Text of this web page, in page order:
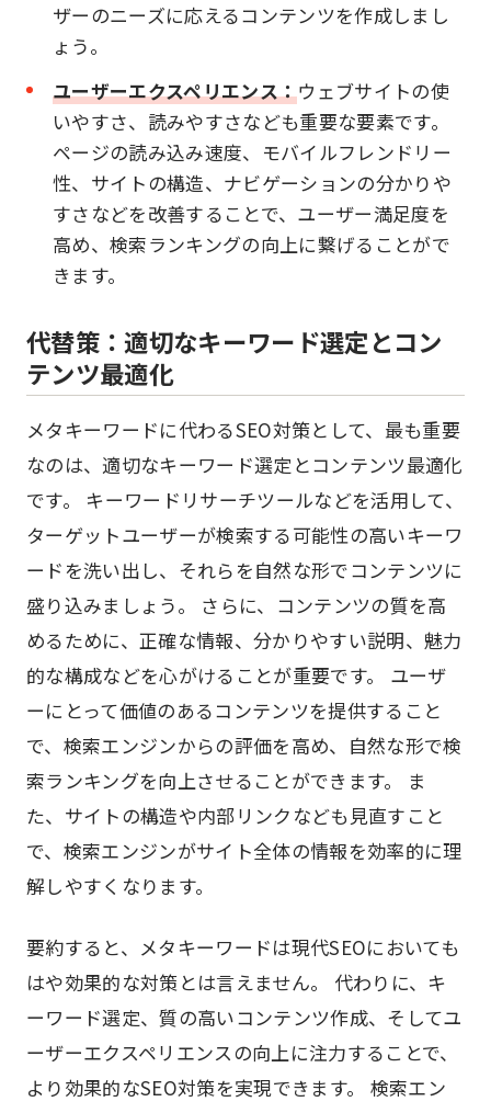
ザーのニーズに応えるコンテンツを作成しまし
ょう。
ユーザーエクスペリエンス：ウェブサイトの使
いやすさ、読みやすさなども重要な要素です。
ページの読み込み速度、モバイルフレンドリー
性、サイトの構造、ナビゲーションの分かりや
すさなどを改善することで、ユーザー満足度を
高め、検索ランキングの向上に繋げることがで
きます。
代替策：適切なキーワード選定とコン
テンツ最適化
メタキーワードに代わるSEO対策として、最も重要
なのは、適切なキーワード選定とコンテンツ最適化
です。 キーワードリサーチツールなどを活用して、
ターゲットユーザーが検索する可能性の高いキーワ
ードを洗い出し、それらを自然な形でコンテンツに
盛り込みましょう。 さらに、コンテンツの質を高
めるために、正確な情報、分かりやすい説明、魅力
的な構成などを心がけることが重要です。 ユーザ
ーにとって価値のあるコンテンツを提供すること
で、検索エンジンからの評価を高め、自然な形で検
索ランキングを向上させることができます。 ま
た、サイトの構造や内部リンクなども見直すこと
で、検索エンジンがサイト全体の情報を効率的に理
解しやすくなります。
要約すると、メタキーワードは現代SEOにおいても
はや効果的な対策とは言えません。 代わりに、キ
ーワード選定、質の高いコンテンツ作成、そしてユ
ーザーエクスペリエンスの向上に注力することで、
より効果的なSEO対策を実現できます。 検索エン